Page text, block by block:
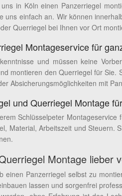
in Köln einen Panzerriegel
uns einfach an. Wir können
Querriegel bei Ihnen vor Ort
Montageservice für
und müssen keine
montieren den Querriegel für
Absicherungsmöglichkeiten mit
und Querriegel Montage
Schlüsselpeter
Material, Arbeitszeit und Steuern.
Montage lieber
einen Panzerriegel selbst zu
lassen und sorgenfrei